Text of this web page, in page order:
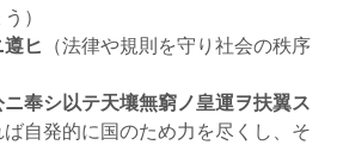
）
ヒ
（法律や規則を守り社会の秩序
奉シ以テ天壤無窮ノ皇運ヲ扶翼ス
ば自発的に国のため力を尽くし、そ